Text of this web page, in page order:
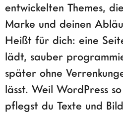
entwickelten Themes,
Marke und deinen
Heißt für dich: eine
lädt, sauber
später ohne
lässt. Weil WordPress
pflegst du Texte und